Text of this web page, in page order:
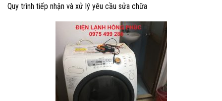
Quy trình tiếp nhận và xử lý yêu cầu sửa chữa